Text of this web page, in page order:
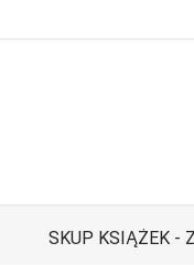
SKUP KSIĄŻEK -